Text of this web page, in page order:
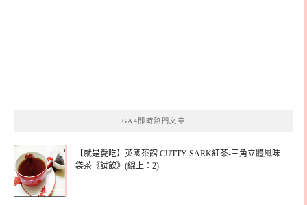
GA4即時熱門文章
【就是愛吃】英國茶館 CUTTY SARK紅茶-三角立體風味
袋茶《試飲》(線上：2)